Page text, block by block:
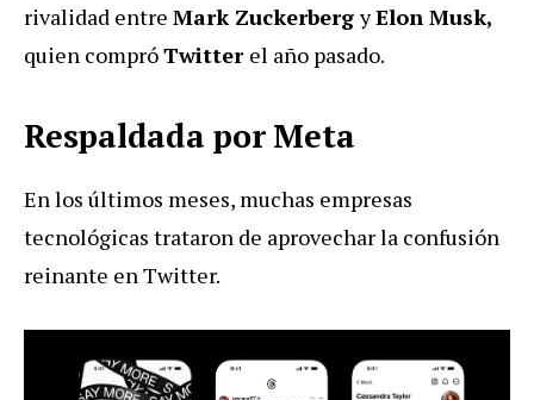
rivalidad entre Mark ZuckerbergyElon Musk,
quien compróTwitter el año pasado.
Respaldada por Meta
En los últimos meses, muchas empresas
tecnológicas trataron de aprovechar la confusión
reinante en Twitter.